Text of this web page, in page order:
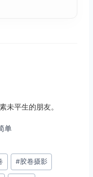
未平生的朋友。
单
#胶卷摄影